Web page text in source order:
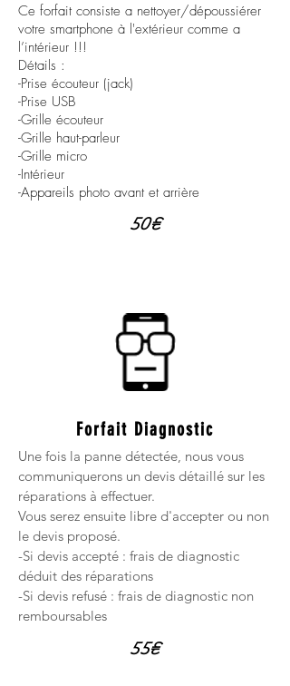
Ce forfait consiste a nettoyer/dépoussiérer
votre smartphone à l'extérieur comme a
l’intérieur !!!
Détails :
-Prise écouteur (jack)
-Prise USB
-Grille écouteur
-Grille haut-parleur
-Grille micro
-Intérieur
-Appareils photo avant et arrière
50€
Forfait Diagnostic
Une fois la panne détectée, nous vous
communiquerons un devis détaillé sur les
réparations à effectuer.
Vous serez ensuite libre d'accepter ou non
le devis proposé.
-Si devis accepté : frais de diagnostic
déduit des réparations
-Si devis refusé : frais de diagnostic non
remboursables
55€